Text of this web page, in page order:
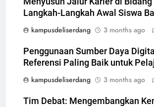
Langkah-Langkah Awal Siswa
kampusdeliserdang
3 months ago
Penggunaan Sumber Daya
Referensi Paling Baik untuk
kampusdeliserdang
3 months ago
Tim Debat: Mengembangkan